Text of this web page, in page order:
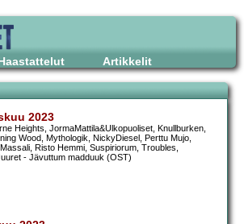
Artikkelit
2023
Heights, JormaMattila&Ulkopuoliset, Knullburken,
Wood, Mythologik, NickyDiesel, Perttu Mujo,
Risto Hemmi, Suspiriorum, Troubles,
- Jävuttum madduuk (OST)